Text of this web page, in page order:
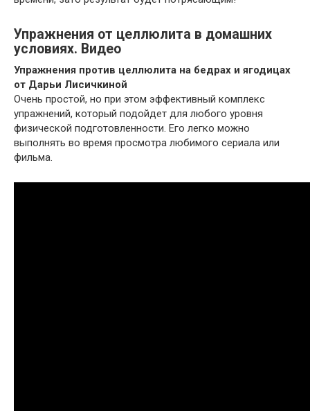
Упражнения от целлюлита в домашних
условиях. Видео
Упражнения против целлюлита на бедрах и ягодицах
от Дарьи Лисичкиной
Очень простой, но при этом эффективный комплекс
упражнений, который подойдет для любого уровня
физической подготовленности. Его легко можно
выполнять во время просмотра любимого сериала или
фильма.